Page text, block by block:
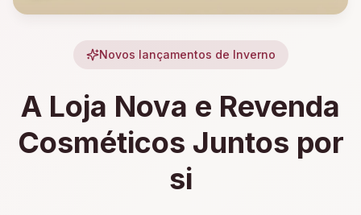
Novos lançamentos de Inverno
A Loja Nova e Revenda
Cosméticos Juntos por
si